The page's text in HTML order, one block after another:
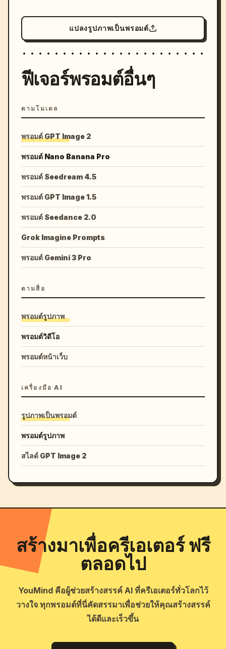
แปลงรูปภาพเป็นพรอมต์
ฟีเจอร์พรอมต์อื่นๆ
ตามโมเดล
พรอมต์ GPT Image 2
พรอมต์ Nano Banana Pro
พรอมต์ Seedream 4.5
พรอมต์ GPT Image 1.5
พรอมต์ Seedance 2.0
Grok Imagine Prompts
พรอมต์ Gemini 3 Pro
ตามสื่อ
พรอมต์รูปภาพ
พรอมต์วิดีโอ
พรอมต์หน้าเว็บ
เครื่องมือ AI
รูปภาพเป็นพรอมต์
พรอมต์รูปภาพ
สไลด์ GPT Image 2
สร้างมาเพื่อครีเอเตอร์ ฟรี
ตลอดไป
YouMind คือผู้ช่วยสร้างสรรค์ AI ที่ครีเอเตอร์ทั่วโลกไว้
วางใจ ทุกพรอมต์ที่นี่คัดสรรมาเพื่อช่วยให้คุณสร้างสรรค์
ได้ดีและเร็วขึ้น